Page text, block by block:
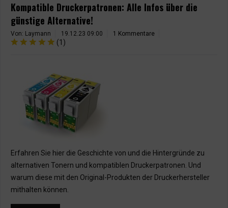
Kompatible Druckerpatronen: Alle Infos über die
günstige Alternative!
Von: Laymann 19.12.23 09:00 1 Kommentare
(1 )
Erfahren Sie hier die Geschichte von und die Hintergründe zu
alternativen Tonern und kompatiblen Druckerpatronen. Und
warum diese mit den Original-Produkten der Druckerhersteller
mithalten können.